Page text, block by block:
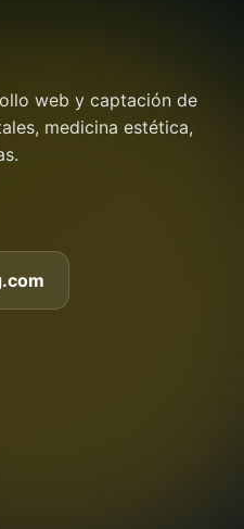
web y captación de
medicina estética,